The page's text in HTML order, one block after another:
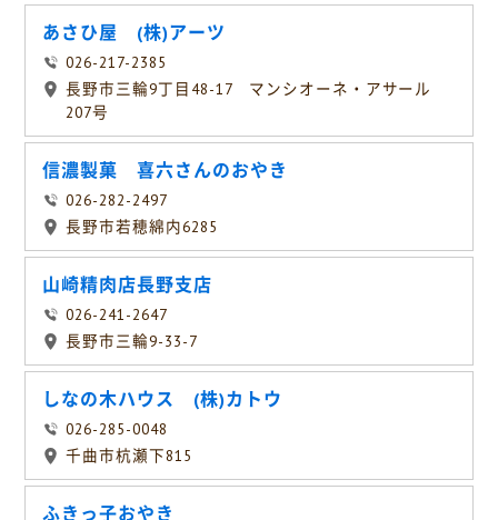
あさひ屋 (株)アーツ
026-217-2385
長野市三輪9丁目48-17 マンシオーネ・アサール
207号
信濃製菓 喜六さんのおやき
026-282-2497
長野市若穂綿内6285
山崎精肉店長野支店
026-241-2647
長野市三輪9-33-7
しなの木ハウス (株)カトウ
026-285-0048
千曲市杭瀬下815
ふきっ子おやき